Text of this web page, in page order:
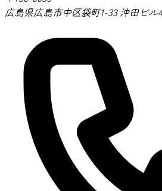
広島県広島市中区袋町1-33 沖田ビル